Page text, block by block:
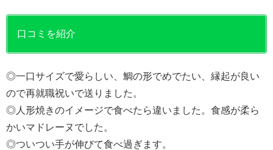
口コミを紹介
◎一口サイズで愛らしい、鯛の形でめでたい、縁起が良い
ので再就職祝いで送りました。
◎人形焼きのイメージで食べたら違いました。食感が柔ら
かいマドレーヌでした。
◎ついつい手が伸びて食べ過ぎます。